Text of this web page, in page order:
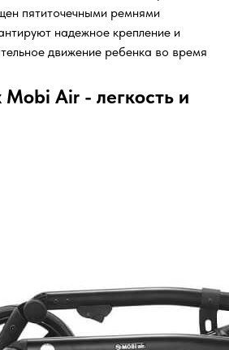
пятиточечными ремнями
надежное крепление и
движение ребенка во время
Air - легкость и